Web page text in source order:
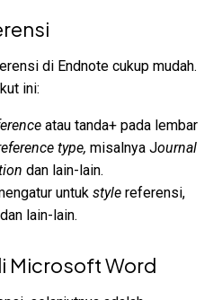
di Endnote cukup mudah.
ini:
atau tanda+ pada lembar
type, misalnya Journal
dan lain-lain.
untuk style referensi,
lain-lain.
Microsoft Word